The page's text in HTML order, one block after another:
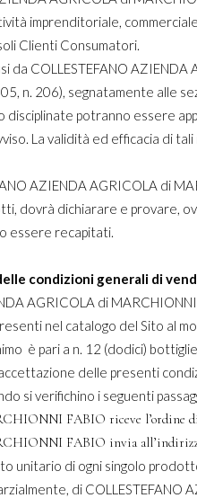
imprenditoriale,
Clienti Consumatori.
COLLESTEFANO
n. 206), segnatamente alle
potranno essere
La validità ed efficacia di
AZIENDA AGRICOLA di
dovrà dichiarare e provare,
essere recapitati.
condizioni generali di
AGRICOLA di
nel catalogo del Sito al
è pari a n. 12 (dodici)
delle presenti
si verifichino i seguenti
FABIO riceve l’ordine di
FABIO invia all’indirizzo
unitario di ogni singolo
di COLLESTEFANO